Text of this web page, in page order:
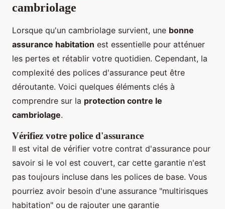
cambriolage
Lorsque qu'un cambriolage survient, une bonne
assurance habitation est essentielle pour atténuer
les pertes et rétablir votre quotidien. Cependant, la
complexité des polices d'assurance peut être
déroutante. Voici quelques éléments clés à
comprendre sur la protection contre le
cambriolage.
Vérifiez votre police d'assurance
Il est vital de vérifier votre contrat d'assurance pour
savoir si le vol est couvert, car cette garantie n'est
pas toujours incluse dans les polices de base. Vous
pourriez avoir besoin d'une assurance "multirisques
habitation" ou de rajouter une garantie